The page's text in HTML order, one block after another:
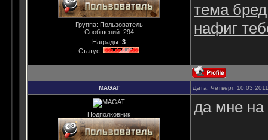
Группа: Пользователь
Сообщений: 294
Награды: 3
Статус:
тема
нафиг
MAGAT Дата: Четверг,
Подполковник да мне на